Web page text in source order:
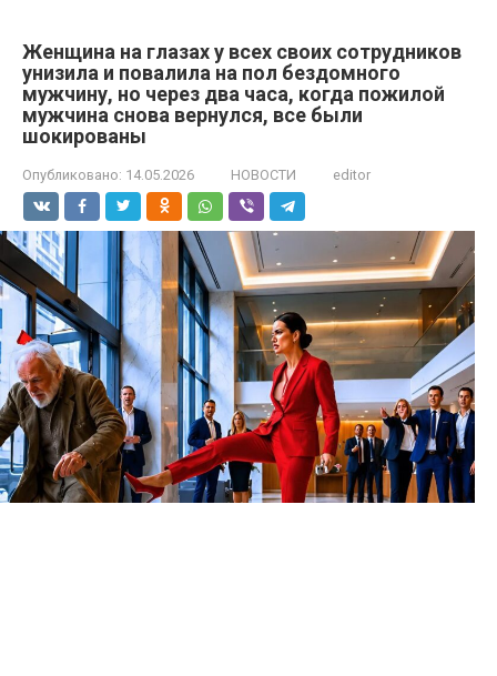
Женщина на глазах у всех своих сотрудников
унизила и повалила на пол бездомного
мужчину, но через два часа, когда пожилой
мужчина снова вернулся, все были
шокированы
Опубликовано: 14.05.2026 НОВОСТИ editor